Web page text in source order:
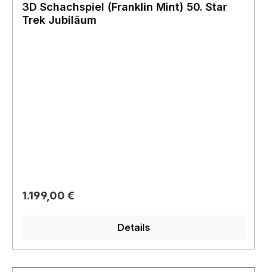
3D Schachspiel (Franklin Mint) 50. Star
Trek Jubiläum
Regulärer Preis:
1.199,00 €
Details